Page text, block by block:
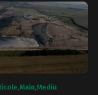
Main Mediu